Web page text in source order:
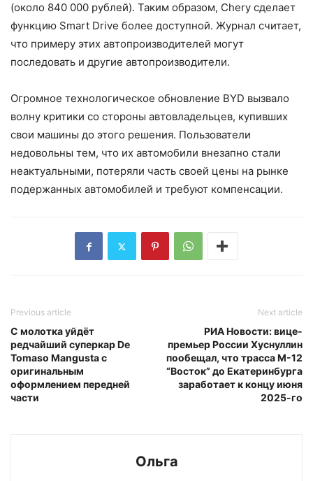
(около 840 000 рублей). Таким образом, Chery сделает
функцию Smart Drive более доступной. Журнал считает,
что примеру этих автопроизводителей могут
последовать и другие автопроизводители.
Огромное технологическое обновление BYD вызвало
волну критики со стороны автовладельцев, купивших
свои машины до этого решения. Пользователи
недовольны тем, что их автомобили внезапно стали
неактуальными, потеряли часть своей цены на рынке
подержанных автомобилей и требуют компенсации.
Previous article
С молотка уйдёт
редчайший суперкар De
Tomaso Mangusta с
оригинальным
оформлением передней
части
Next article
РИА Новости: вице-
премьер России Хуснуллин
пообещал, что трасса М-12
“Восток” до Екатеринбурга
заработает к концу июня
2025-го
Ольга